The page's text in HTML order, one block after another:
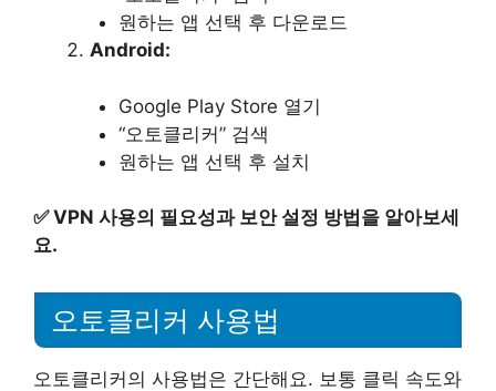
원하는 앱 선택 후 다운로드
Android:
Google Play Store 열기
“오토클리커” 검색
원하는 앱 선택 후 설치
✅VPN 사용의 필요성과 보안 설정 방법을 알아보세
요.
오토클리커 사용법
오토클리커의 사용법은 간단해요. 보통 클릭 속도와